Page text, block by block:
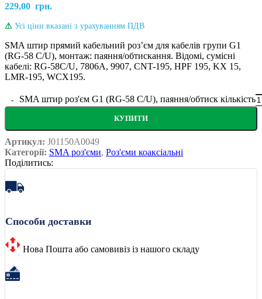
229,00 грн.
⚠ Усі ціни вказані з урахуванням ПДВ
SMA штир прямий кабельний розʼєм для кабелів групи G1
(RG-58 C/U), монтаж: паяння/обтискання. Відомі, сумісні
кабелі: RG-58C/U, 7806A, 9907, CNT-195, HPF 195, KX 15,
LMR-195, WCX195.
SMA штир роз'єм G1 (RG-58 C/U), паяння/обтиск кількість
КУПИТИ
Артикул: J01150A0049
Категорії: SMA роз'єми, Роз'єми коаксіальні
Поділитись:
Способи доставки
Нова Пошта або самовивіз із нашого складу